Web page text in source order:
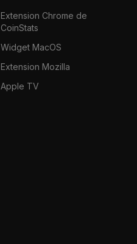
Extension Chrome de
CoinStats
Widget MacOS
Extension Mozilla
Apple TV